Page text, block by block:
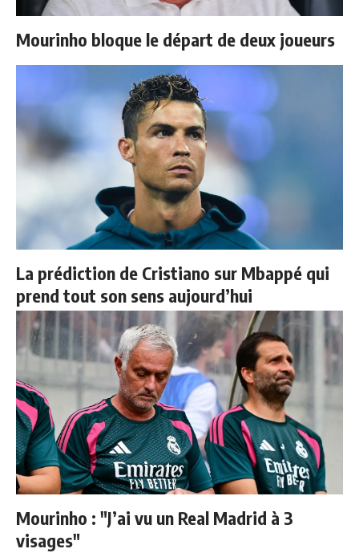
Mourinho bloque le départ de deux joueurs
La prédiction de Cristiano sur Mbappé qui
prend tout son sens aujourd’hui
Mourinho : "J’ai vu un Real Madrid à 3
visages"